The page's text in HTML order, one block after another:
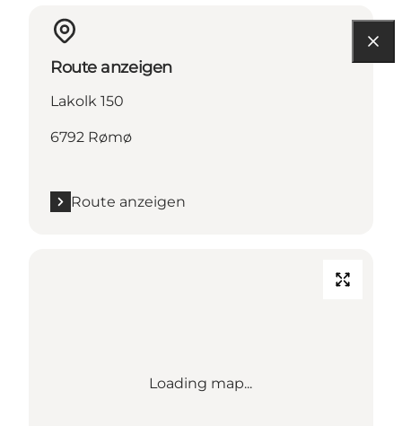
Route anzeigen
Lakolk 150
6792 Rømø
Route anzeigen
Loading map...